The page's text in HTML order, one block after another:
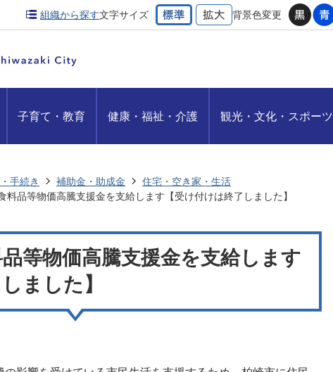
組織から探す文字サイズ 背景色変更
子育て・教育 健康・福祉・介護 観光・文化・スポーツ
手続き 補助金・助成金
住宅・空き家・生活
料品等物価高騰支援金を支給します【受け付けは終了しました】
等物価高騰支援金を支給します
ました】